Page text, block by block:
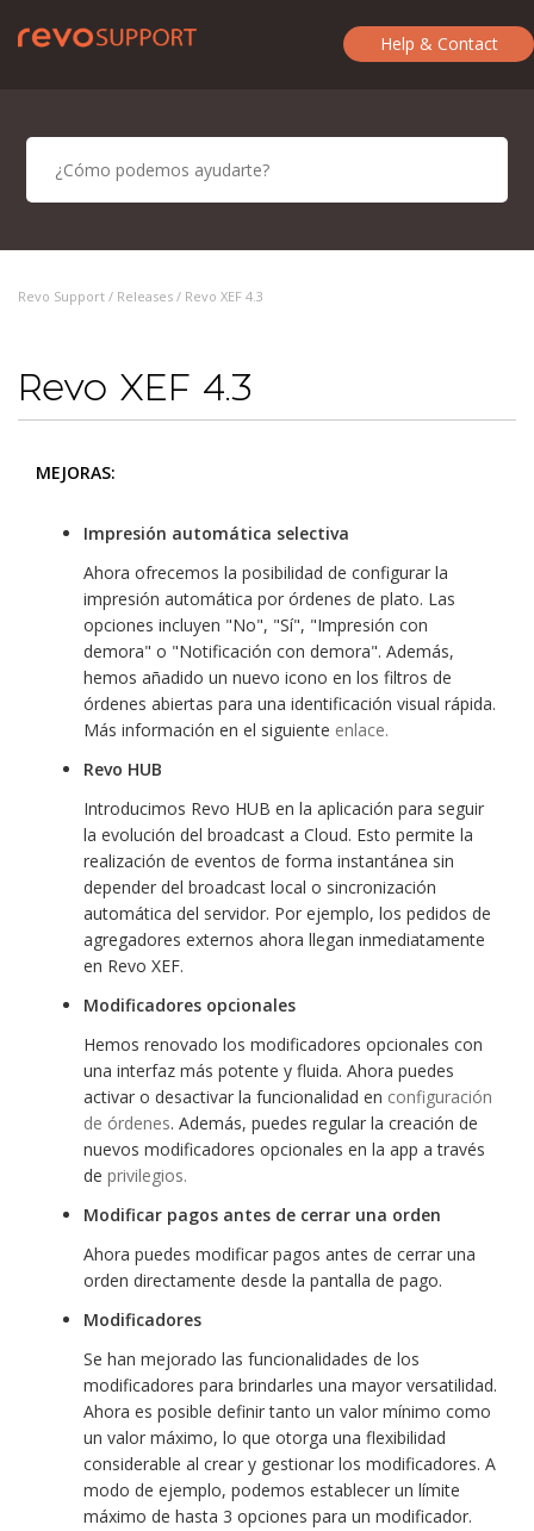
Help & Contact
Revo Support / Releases / Revo XEF 4.3
Revo XEF 4.3
MEJORAS:
Impresión automática selectiva
Ahora ofrecemos la posibilidad de configurar la
impresión automática por órdenes de plato. Las
opciones incluyen "No", "Sí", "Impresión con
demora" o "Notificación con demora". Además,
hemos añadido un nuevo icono en los filtros de
órdenes abiertas para una identificación visual rápida.
Más información en el siguiente enlace.
Revo HUB
Introducimos Revo HUB en la aplicación para seguir
la evolución del broadcast a Cloud. Esto permite la
realización de eventos de forma instantánea sin
depender del broadcast local o sincronización
automática del servidor. Por ejemplo, los pedidos de
agregadores externos ahora llegan inmediatamente
en Revo XEF.
Modificadores opcionales
Hemos renovado los modificadores opcionales con
una interfaz más potente y fluida. Ahora puedes
activar o desactivar la funcionalidad en configuración
de órdenes. Además, puedes regular la creación de
nuevos modificadores opcionales en la app a través
de privilegios.
Modificar pagos antes de cerrar una orden
Ahora puedes modificar pagos antes de cerrar una
orden directamente desde la pantalla de pago.
Modificadores
Se han mejorado las funcionalidades de los
modificadores para brindarles una mayor versatilidad.
Ahora es posible definir tanto un valor mínimo como
un valor máximo, lo que otorga una flexibilidad
considerable al crear y gestionar los modificadores. A
modo de ejemplo, podemos establecer un límite
máximo de hasta 3 opciones para un modificador.